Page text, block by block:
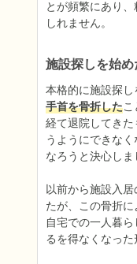
とが頻繁にあり
しれません。
施設探しを始
本格的に施設探し
手首を骨折したこ
経て退院してき
うようにできな
なろうと決心しま
以前から施設入
たが、この骨折に
自宅での一人暮
るを得なくなった